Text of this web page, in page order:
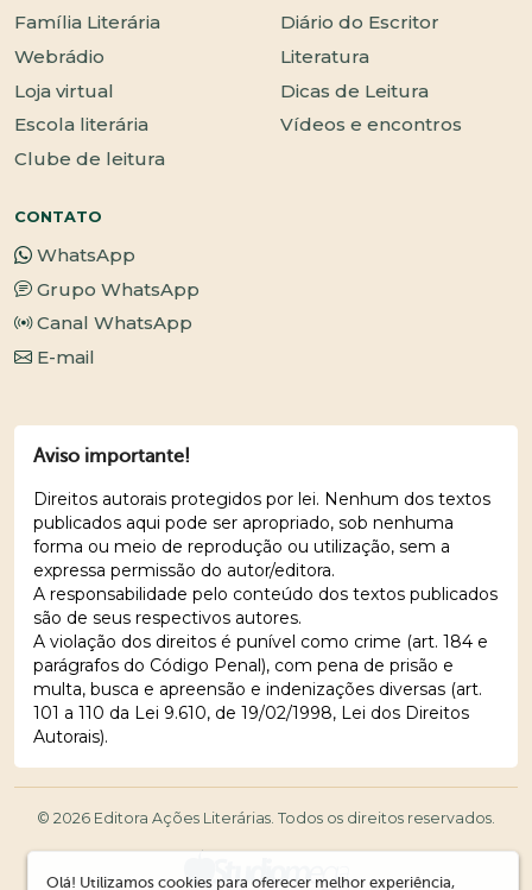
Família Literária
Webrádio
Loja virtual
Escola literária
Clube de leitura
Diário do Escritor
Literatura
Dicas de Leitura
Vídeos e encontros
CONTATO
WhatsApp
Grupo WhatsApp
Canal WhatsApp
E-mail
Aviso importante!
Direitos autorais protegidos por lei. Nenhum dos textos
publicados aqui pode ser apropriado, sob nenhuma
forma ou meio de reprodução ou utilização, sem a
expressa permissão do autor/editora.
A responsabilidade pelo conteúdo dos textos publicados
são de seus respectivos autores.
A violação dos direitos é punível como crime (art. 184 e
parágrafos do Código Penal), com pena de prisão e
multa, busca e apreensão e indenizações diversas (art.
101 a 110 da Lei 9.610, de 19/02/1998, Lei dos Direitos
Autorais).
© 2026 Editora Ações Literárias. Todos os direitos reservados.
Olá! Utilizamos cookies para oferecer melhor experiência,